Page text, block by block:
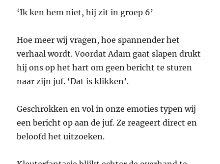
‘Ik ken hem niet, hij zit in groep 6’
Hoe meer wij vragen, hoe spannender het
verhaal wordt. Voordat Adam gaat slapen drukt
hij ons op het hart om geen bericht te sturen
naar zijn juf. ‘Dat is klikken’.
Geschrokken en vol in onze emoties typen wij
een bericht op aan de juf. Ze reageert direct en
beloofd het uitzoeken.